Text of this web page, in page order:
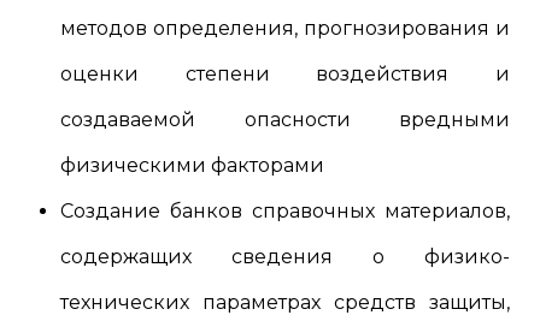
методов определения, прогнозирования и
оценки степени воздействия и
создаваемой опасности вредными
физическими факторами
Создание банков справочных материалов,
содержащих сведения о физико-
технических параметрах средств защиты,